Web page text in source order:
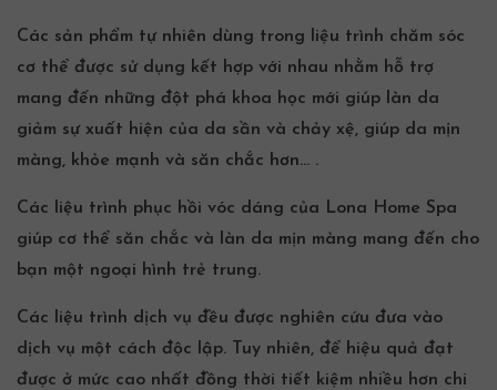
Các sản phẩm tự nhiên dùng trong liệu trình chăm sóc
cơ thể được sử dụng kết hợp với nhau nhằm hỗ trợ
mang đến những đột phá khoa học mới giúp làn da
giảm sự xuất hiện của da sần và chảy xệ, giúp da mịn
màng, khỏe mạnh và săn chắc hơn… .
Các liệu trình phục hồi vóc dáng của Lona Home Spa
giúp cơ thể săn chắc và làn da mịn màng mang đến cho
bạn một ngoại hình trẻ trung.
Các liệu trình dịch vụ đều được nghiên cứu đưa vào
dịch vụ một cách độc lập. Tuy nhiên, để hiệu quả đạt
được ở mức cao nhất đồng thời tiết kiệm nhiều hơn chi